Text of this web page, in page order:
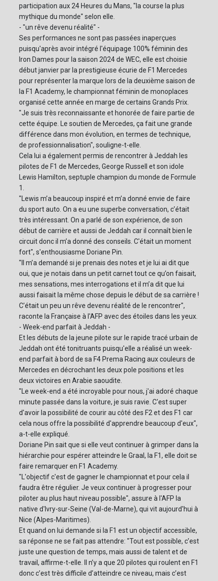
participation aux 24 Heures du Mans, "la course la plus
mythique du monde" selon elle.
- "un rêve devenu réalité" -
Ses performances ne sont pas passées inaperçues
puisqu'après avoir intégré l'équipage 100% féminin des
Iron Dames pour la saison 2024 de WEC, elle est choisie
début janvier par la prestigieuse écurie de F1 Mercedes
pour représenter la marque lors de la deuxième saison de
la F1 Academy, le championnat féminin de monoplaces
organisé cette année en marge de certains Grands Prix.
"Je suis très reconnaissante et honorée de faire partie de
cette équipe. Le soutien de Mercedes, ça fait une grande
différence dans mon évolution, en termes de technique,
de professionnalisation", souligne-t-elle.
Cela lui a également permis de rencontrer à Jeddah les
pilotes de F1 de Mercedes, George Russell et son idole
Lewis Hamilton, septuple champion du monde de Formule
1.
"Lewis m’a beaucoup inspiré et m’a donné envie de faire
du sport auto. On a eu une superbe conversation, c’était
très intéressant. On a parlé de son expérience, de son
début de carrière et aussi de Jeddah car il connaît bien le
circuit donc il m’a donné des conseils. C'était un moment
fort", s'enthousiasme Doriane Pin.
"Il m’a demandé si je prenais des notes et je lui ai dit que
oui, que je notais dans un petit carnet tout ce qu’on faisait,
mes sensations, mes interrogations et il m’a dit que lui
aussi faisait la même chose depuis le début de sa carrière !
C’était un peu un rêve devenu réalité de le rencontrer",
raconte la Française à l'AFP avec des étoiles dans les yeux.
- Week-end parfait à Jeddah -
Et les débuts de la jeune pilote sur le rapide tracé urbain de
Jeddah ont été tonitruants puisqu'elle a réalisé un week-
end parfait à bord de sa F4 Prema Racing aux couleurs de
Mercedes en décrochant les deux pole positions et les
deux victoires en Arabie saoudite.
"Le week-end a été incroyable pour nous, j'ai adoré chaque
minute passée dans la voiture, je suis ravie. C'est super
d'avoir la possibilité de courir au côté des F2 et des F1 car
cela nous offre la possibilité d'apprendre beaucoup d'eux",
a-t-elle expliqué.
Doriane Pin sait que si elle veut continuer à grimper dans la
hiérarchie pour espérer atteindre le Graal, la F1, elle doit se
faire remarquer en F1 Academy.
"L'objectif c'est de gagner le championnat et pour cela il
faudra être régulier. Je veux continuer à progresser pour
piloter au plus haut niveau possible", assure à l'AFP la
native d'Ivry-sur-Seine (Val-de-Marne), qui vit aujourd'hui à
Nice (Alpes-Maritimes).
Et quand on lui demande si la F1 est un objectif accessible,
sa réponse ne se fait pas attendre: "Tout est possible, c’est
juste une question de temps, mais aussi de talent et de
travail, affirme-t-elle. Il n’y a que 20 pilotes qui roulent en F1
donc c’est très difficile d’atteindre ce niveau, mais c’est